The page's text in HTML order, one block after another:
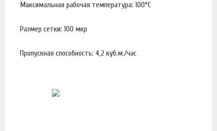
Максимальная рабочая температура: 100°С
Размер сетки: 100 мкр
Пропускная способность: 4,2 куб.м./час